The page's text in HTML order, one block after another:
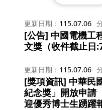
更新日期 115.07.06
[公告] 中國電機工
文獎（收件截止日
更新日期 115.07.06
[獎項資訊] 中華民
紀念獎」開放申
迎優秀博士生踴躍